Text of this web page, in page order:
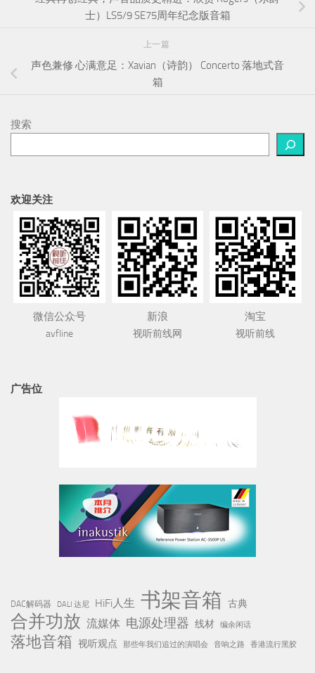
士）LS5/9 SE75周年纪念版音箱
上一篇
声色兼修 心满意足：Xavian（诗韵） Concerto 落地式音
箱
搜索
欢迎关注
微信公众号
avfline
新浪
视听前线网
淘宝
视听前线
广告位
DAC解码器 DALI 达尼 HiFi人生 书架音箱 古典
合并功放 流媒体 电源处理器 线材 编余闲话
落地音箱 视听观点 那些年我们追过的演唱会 音响之路 香港流行黑胶